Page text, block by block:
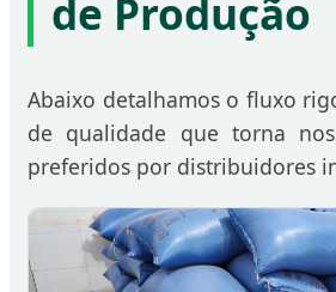
de Produção
Abaixo detalhamos o fluxo
de qualidade que torna
preferidos por distribuidores